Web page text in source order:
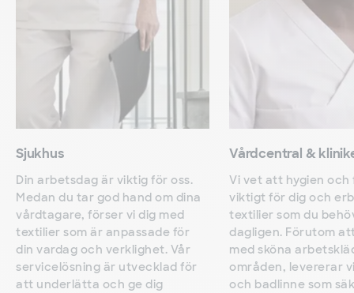
Sjukhus
Din arbetsdag är viktig för oss.
Medan du tar god hand om dina
vårdtagare, förser vi dig med
textilier som är anpassade för
din vardag och verklighet. Vår
servicelösning är utvecklad för
att underlätta och ge dig
Vårdcentral &
Vi vet att hygien
viktigt för dig och
textilier som du
dagligen. Förutom
med sköna
områden, levererar
och badlinne som